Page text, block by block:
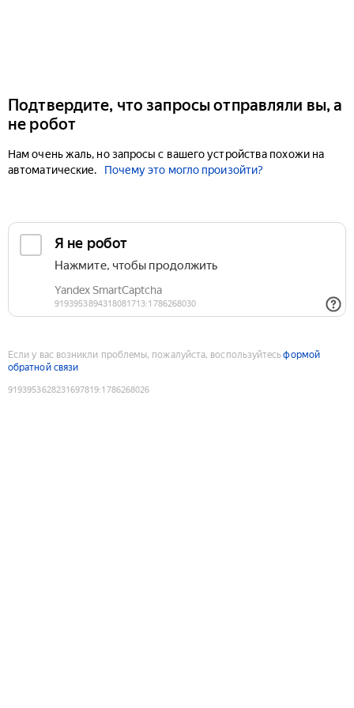
Подтвердите, что запросы отправляли вы, а
не робот
Нам очень жаль, но запросы с вашего устройства похожи на
автоматические.
Почему это могло произойти?
Если у вас возникли проблемы, пожалуйста, воспользуйтесьформой
обратной связи
9193953628231697819:1786268026